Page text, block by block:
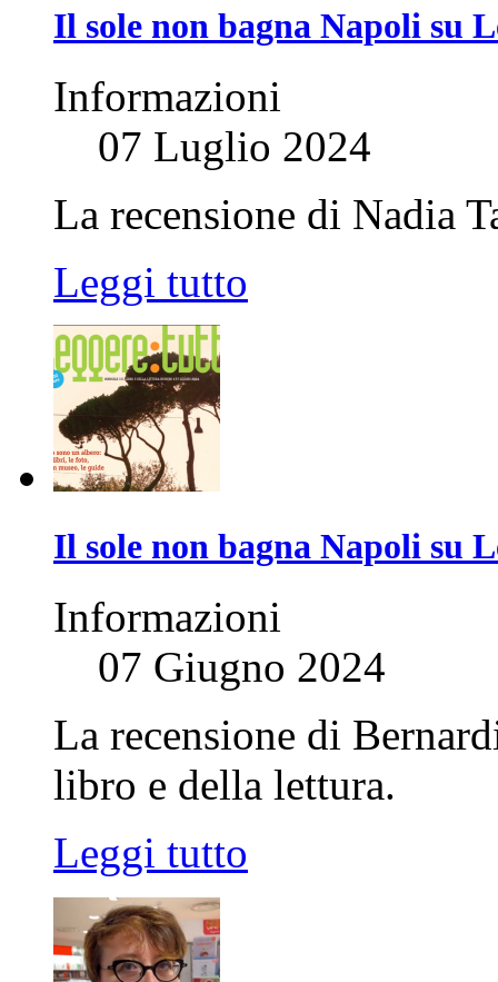
Il sole non bagna Napoli su
Informazioni
07 Luglio 2024
La recensione di Nadia
Leggi tutto
Il sole non bagna Napoli su
Informazioni
07 Giugno 2024
La recensione di
libro e della lettura.
Leggi tutto